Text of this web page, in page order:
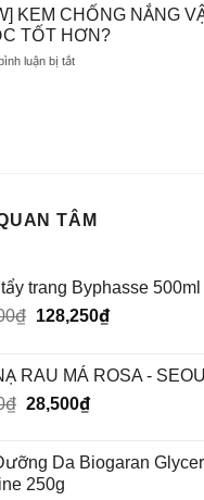
NÊN
BỎ
SON
GIẢ,
FAKE?
MÀU
SON
NÀO
HOT
6?
KEM CHỐNG NẮNG
TỐT HƠN?
luận bị tắtở
HÓA
HỌC
TÂM
trang Byphasse 500ml
₫ Giá
135,000₫.
128,250₫Giá
là:
RAU MÁ ROSA -
₫ Giá
30,000₫.
28,500₫Giá
là:
Da Biogaran
250g